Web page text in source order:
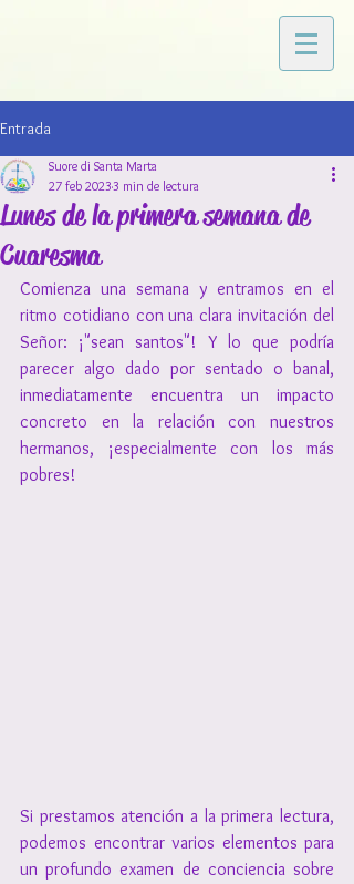
Entrada
Lunes de la primera semana de
Cuaresma
Suore di Santa Marta
27 feb 20233 min de lectura
Comienza una semana y entramos en el
ritmo cotidiano con una clara invitación del
Señor: ¡"sean santos"! Y lo que podría
parecer algo dado por sentado o banal,
inmediatamente encuentra un impacto
concreto en la relación con nuestros
hermanos, ¡especialmente con los más
pobres!
Si prestamos atención a la primera lectura,
podemos encontrar varios elementos para
un profundo examen de conciencia sobre